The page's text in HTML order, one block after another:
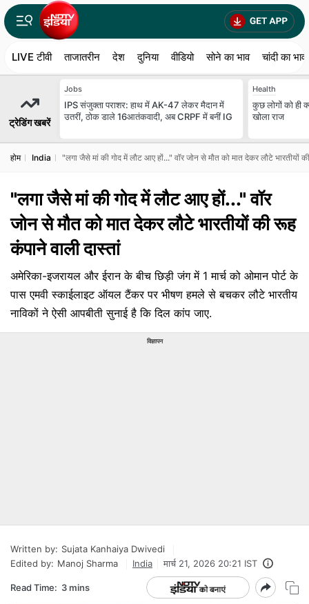
LIVE टीवी ताजातरीन देश दुनिया वीडियो सोने का भाव चांदी का भाव
ट्रेडिंग खबरें
Jobs
IPS संजुक्ता पराशर: हाथ में AK-47 लेकर मैदान में
उतरीं, ठोक डाले 16आतंकवादी, अब CRPF में बनीं IG
Health
कुछ लोगों को ही
खोला राज
होम India "लगा जैसे मां की गोद में लौट आए हों..." वॉर जोन से मौत को मात देकर लौटे भारतीयों
"लगा जैसे मां की गोद में लौट आए हों..." वॉर
जोन से मौत को मात देकर लौटे भारतीयों की रूह
कंपाने वाली दास्तां
अमेरिका-इजरायल और ईरान के बीच छिड़ी जंग में 1 मार्च को ओमान पोर्ट के
पास एमवी स्काईलाइट ऑयल टैंकर पर भीषण हमले से बचकर लौटे भारतीय
नाविकों ने ऐसी आपबीती सुनाई है कि दिल कांप जाए.
विज्ञापन
Written by: Sujata Kanhaiya Dwivedi
Edited by: Manoj Sharma India मार्च 21, 2026 20:21 IST
Read Time: 3 mins